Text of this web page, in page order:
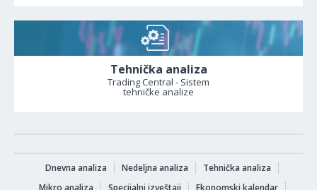
Tehnička analiza
Trading Central - Sistem
tehničke analize
Dnevna analiza Nedeljna analiza
Tehnička analiza
Mikro analiza
Specijalni izveštaji Ekonomski kalendar